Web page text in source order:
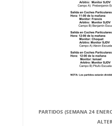
PARTIDOS (SEMANA 24